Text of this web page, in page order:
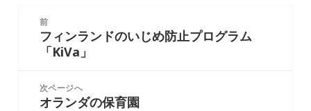
前
前
の
稿:
フィンランドのいじめ防止プログラム
「KiVa」
次ページへ
次
オランダの保育園